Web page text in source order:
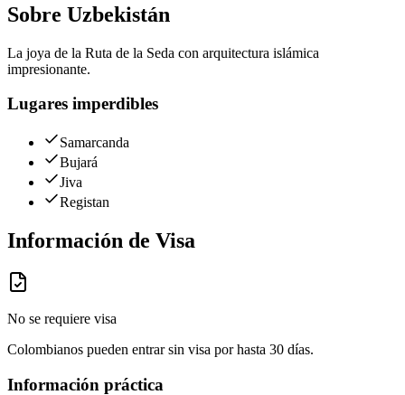
Sobre Uzbekistán
La joya de la Ruta de la Seda con arquitectura islámica
impresionante.
Lugares imperdibles
Samarcanda
Bujará
Jiva
Registan
Información de Visa
No se requiere visa
Colombianos pueden entrar sin visa por hasta 30 días.
Información práctica